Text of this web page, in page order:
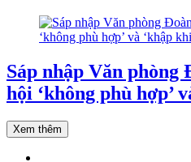
Sáp nhập Văn phòng
hội ‘không phù hợp’
Xem thêm